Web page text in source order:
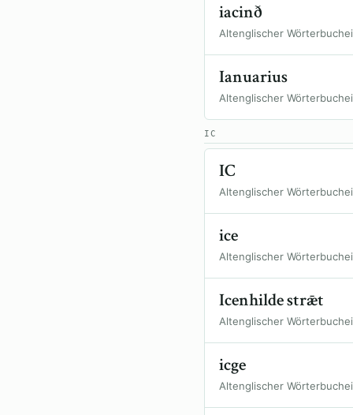
iacinð
Altenglischer
Ianuarius
Altenglischer
IC
IC
Altenglischer
ice
Altenglischer
Icenhilde strǣt
Altenglischer
icge
Altenglischer